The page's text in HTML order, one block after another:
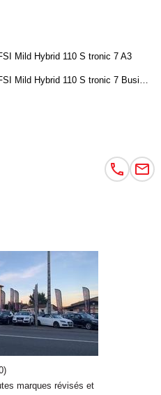
Mild Hybrid 110 S tronic 7 A3
Fiche technique A3 Sportback 30 TFSI Mild Hybrid 110 S tronic 7 Business line
marques révisés et